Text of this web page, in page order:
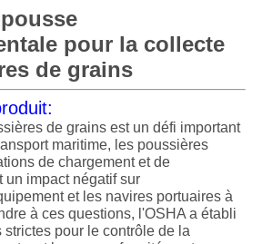
pour la collecte
de grains
de grains est un défi important
maritime, les poussières
de chargement et de
un impact négatif sur
et les navires portuaires à
à ces questions, l'OSHA a établi
pour le contrôle de la